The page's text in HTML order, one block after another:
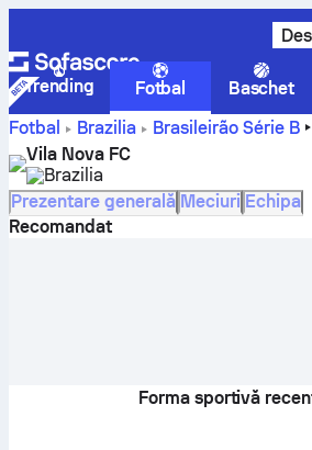
Trending Fotbal Baschet
Fotbal
Brazilia Brasileirão Série B
scoruri, meciuri, clasamente și
Vila Nova FC
Brazilia
Prezentare generală Meciuri Echipa
Recomandat
Forma sportivă